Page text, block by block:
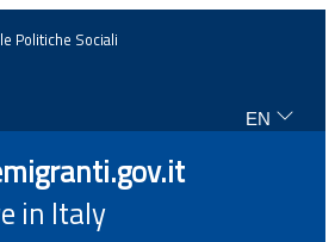
Politiche Sociali
EN
in Italy